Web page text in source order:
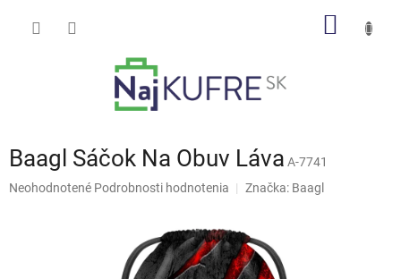
Baagl Sáčok Na Obuv Láva A-7741
Priemerné
Neohodnotené Podrobnosti hodnotenia Značka: Baagl